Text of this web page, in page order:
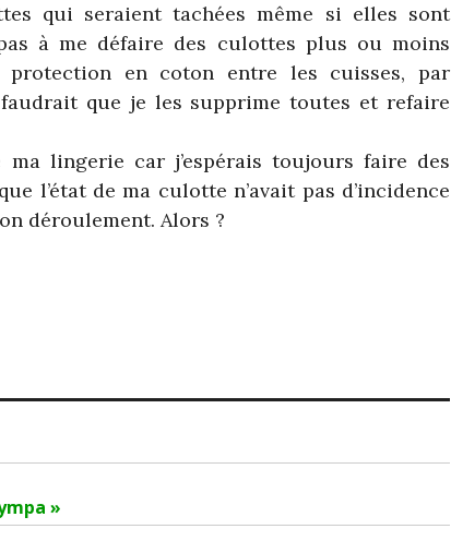
qui seraient tachées même si elles sont
à me défaire des culottes plus ou moins
protection en coton entre les cuisses, par
que je les supprime toutes et refaire
lingerie car j’espérais toujours faire des
l’état de ma culotte n’avait pas d’incidence
déroulement. Alors ?
»